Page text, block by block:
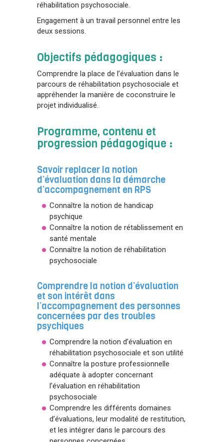
réhabilitation psychosociale.
Engagement à un travail personnel entre les
deux sessions.
Objectifs pédagogiques :
Comprendre la place de l’évaluation dans le
parcours de réhabilitation psychosociale et
appréhender la manière de coconstruire le
projet individualisé.
Programme, contenu et
progression pédagogique :
Savoir replacer la notion
d’évaluation dans la démarche
d’accompagnement en RPS
Connaître la notion de handicap
psychique
Connaître la notion de rétablissement en
santé mentale
Connaître la notion de réhabilitation
psychosociale
Comprendre la notion d’évaluation
et son intérêt dans
l’accompagnement des personnes
concernées par des troubles
psychiques
Comprendre la notion d’évaluation en
réhabilitation psychosociale et son utilité
Connaître la posture professionnelle
adéquate à adopter concernant
l’évaluation en réhabilitation
psychosociale
Comprendre les différents domaines
d’évaluations, leur modalité de restitution,
et les intégrer dans le parcours des